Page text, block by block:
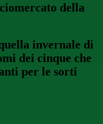
della
invernale di
dei cinque che
per le sorti